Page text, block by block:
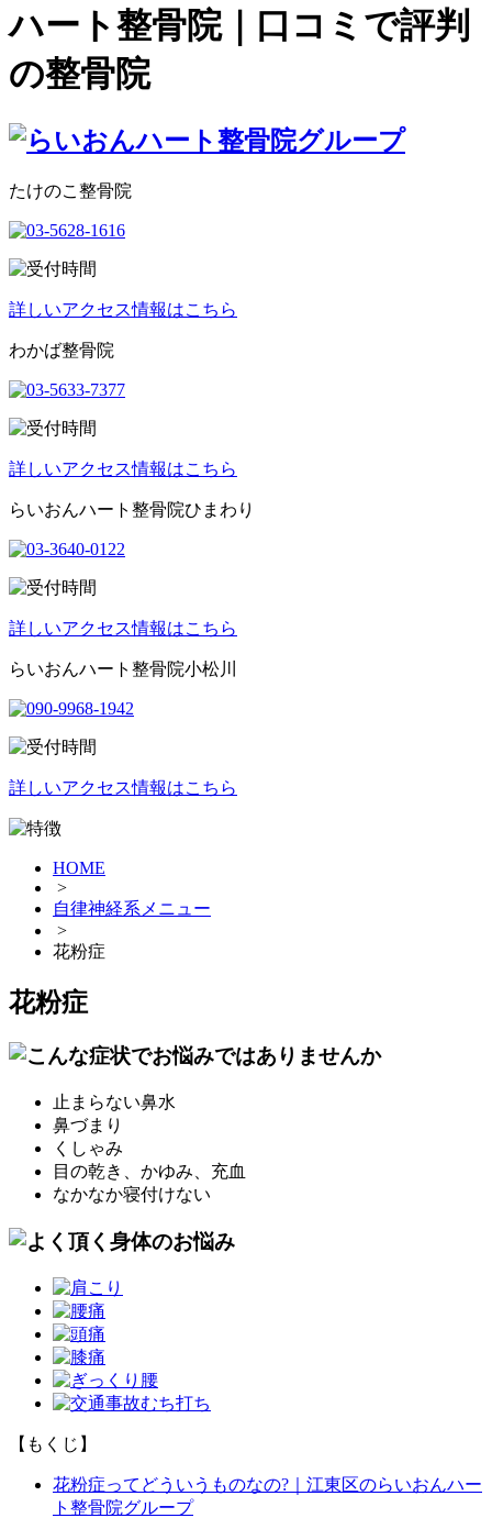
ハート整骨院｜口コミで評判
の整骨院
たけのこ整骨院
詳しいアクセス情報はこちら
わかば整骨院
詳しいアクセス情報はこちら
らいおんハート整骨院ひまわり
詳しいアクセス情報はこちら
らいおんハート整骨院小松川
詳しいアクセス情報はこちら
HOME
>
自律神経系メニュー
>
花粉症
花粉症
止まらない鼻水
鼻づまり
くしゃみ
目の乾き、かゆみ、充血
なかなか寝付けない
【もくじ】
花粉症ってどういうものなの?｜江東区のらいおんハー
ト整骨院グループ